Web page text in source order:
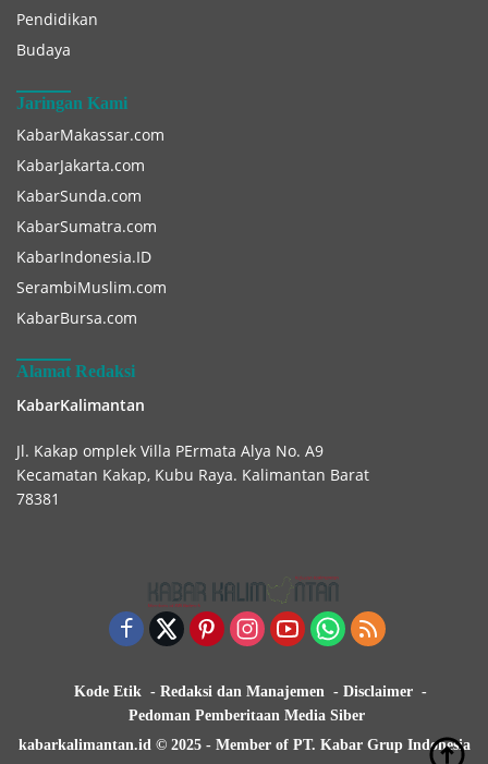
Pendidikan
Budaya
Jaringan Kami
KabarMakassar.com
KabarJakarta.com
KabarSunda.com
KabarSumatra.com
KabarIndonesia.ID
SerambiMuslim.com
KabarBursa.com
Alamat Redaksi
KabarKalimantan
Jl. Kakap omplek Villa PErmata Alya No. A9
Kecamatan Kakap, Kubu Raya. Kalimantan Barat
78381
Kode Etik Redaksi dan Manajemen
Disclaimer
Pedoman Pemberitaan Media Siber
kabarkalimantan.id © 2025 - Member of PT. Kabar Grup Indonesia